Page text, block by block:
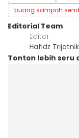
buang sampah
Editorial Team
Editor
Hafidz
Tonton lebih seru